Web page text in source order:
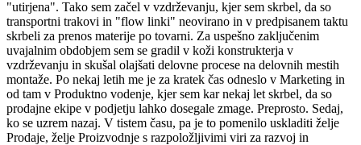
"utirjena". Tako sem začel v vzdrževanju, kjer sem skrbel, da so
transportni trakovi in "flow linki" neovirano in v predpisanem taktu
skrbeli za prenos materije po tovarni. Za uspešno zaključenim
uvajalnim obdobjem sem se gradil v koži konstrukterja v
vzdrževanju in skušal olajšati delovne procese na delovnih mestih
montaže. Po nekaj letih me je za kratek čas odneslo v Marketing in
od tam v Produktno vodenje, kjer sem kar nekaj let skrbel, da so
prodajne ekipe v podjetju lahko dosegale zmage. Preprosto. Sedaj,
ko se uzrem nazaj. V tistem času, pa je to pomenilo uskladiti želje
Prodaje, želje Proizvodnje s razpoložljivimi viri za razvoj in